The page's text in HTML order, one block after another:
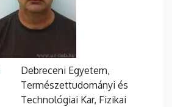
Debreceni Egyetem,
Természettudományi és
Technológiai Kar, Fizikai